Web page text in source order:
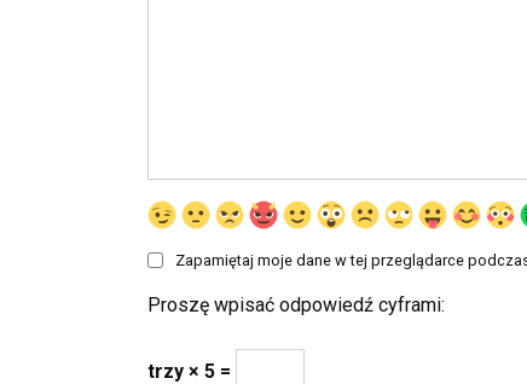
Zapamiętaj moje dane w tej przeglądarce
Proszę wpisać odpowiedź cyframi:
trzy × 5 =